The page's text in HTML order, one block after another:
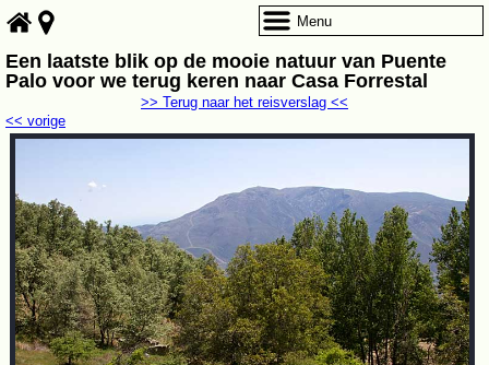
Een laatste blik op de mooie natuur van Puente
Palo voor we terug keren naar Casa Forrestal
<< vorige
>> Terug naar het reisverslag <<
Menu